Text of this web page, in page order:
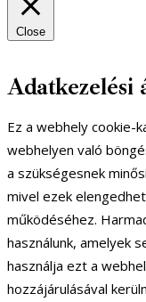
Close
Adatkezelési
Ez a webhely cookie-
webhelyen való
a szükségesnek
mivel ezek
működéséhez.
használunk, amelyek
használja ezt a
hozzájárulásával